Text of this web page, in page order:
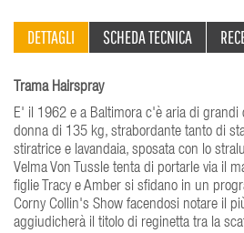
DETTAGLI SCHEDA TECNICA
Trama Hairspray
E' il 1962 e a Baltimora c'è aria di grandi
donna di 135 kg, strabordante tanto di
stiratrice e lavandaia, sposata con lo
Velma Von Tussle tenta di portarle via il
figlie Tracy e Amber si sfidano in un
Corny Collin's Show facendosi notare il
aggiudicherà il titolo di reginetta tra la